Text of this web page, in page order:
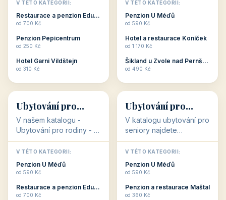
dovolenou přímo
souvisejí. Aktivní
odpočinek jso...
V TÉTO KATEGORII:
Restaurace a penzion Eduard
od 700 Kč
Penzion Pepicentrum
od 250 Kč
Hotel Garni Vildštejn
od 310 Kč
cenově dostupné
ubytování v ČR. Budete
c...
V TÉTO KATEGORII:
Penzion U Méďů
od 590 Kč
Hotel a restaurace Koníček
od 1 170 Kč
Šikland u Zvole nad Pernštejnem
od 490 Kč
👨‍👩‍👧‍👦
👨‍👩‍👧‍👦
34 objektů
Ubytování pro
rodiny
V našem katalogu -
Ubytování pro rodiny -
jsou pro Vás připraveny
objekty, které svojí
polohou či vybaveností,
nabízí klidné ubytování
V TÉTO KATEGORII:
Penzion U Méďů
od 590 Kč
Restaurace a penzion Eduard
od 700 Kč
🧓
🧓
33 objektů
Ubytování pro
seniory
V katalogu ubytování pro
seniory najdete
penziony a hotely, které
jsou přizpůsobeny pro
ubytování klientů vyššího
věku. Některé z nich
V TÉTO KATEGORII:
Penzion U Méďů
od 590 Kč
Penzion a restaurace Maštal
od 360 Kč